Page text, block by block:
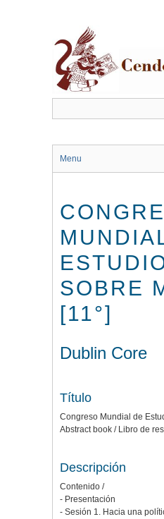
Menu
SOBRE
[11°]
Dublin Core
Título
Congreso Mundial de
Abstract book / Libro de
Descripción
Contenido /
- Presentación
- Sesión 1. Hacia una